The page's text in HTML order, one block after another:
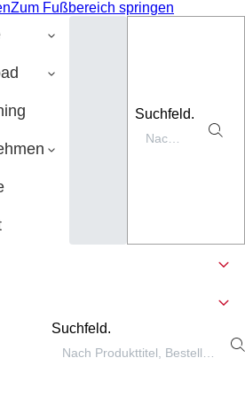
Zum Fußbereich springen
Suchfeld.
Suchfeld.